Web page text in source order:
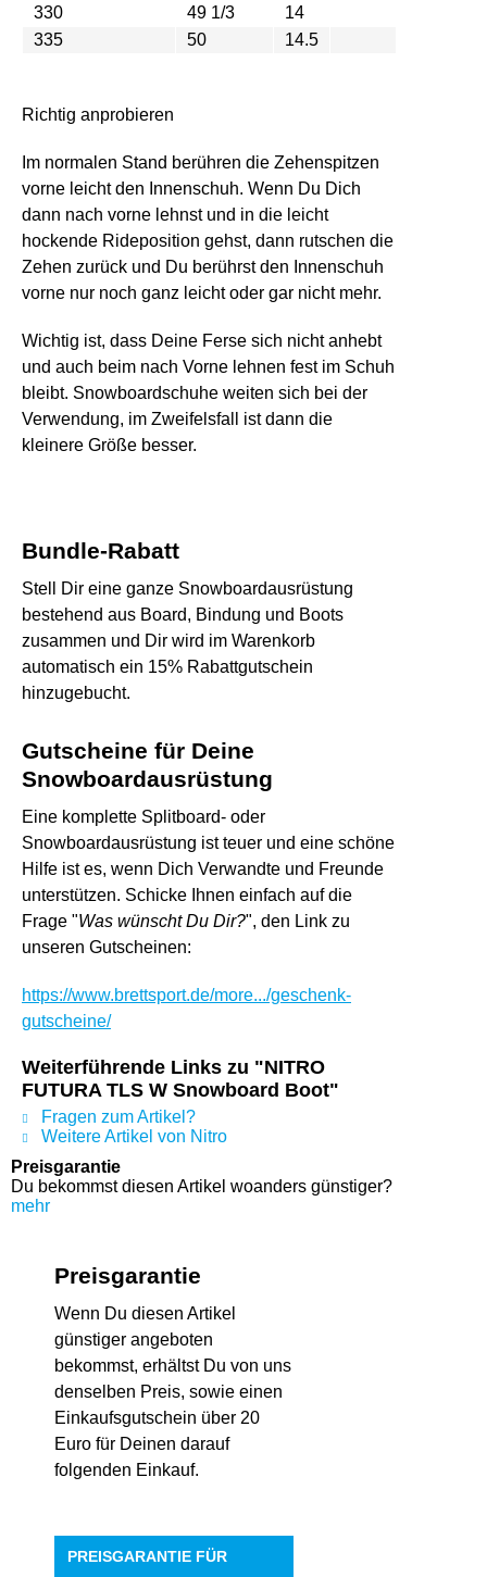
330 49 1/3 14
335
50 14.5
Richtig anprobieren
Im normalen Stand berühren die Zehenspitzen
vorne leicht den Innenschuh. Wenn Du Dich
dann nach vorne lehnst und in die leicht
hockende Rideposition gehst, dann rutschen die
Zehen zurück und Du berührst den Innenschuh
vorne nur noch ganz leicht oder gar nicht mehr.
Wichtig ist, dass Deine Ferse sich nicht anhebt
und auch beim nach Vorne lehnen fest im Schuh
bleibt. Snowboardschuhe weiten sich bei der
Verwendung, im Zweifelsfall ist dann die
kleinere Größe besser.
Bundle-Rabatt
Stell Dir eine ganze Snowboardausrüstung
bestehend aus Board, Bindung und Boots
zusammen und Dir wird im Warenkorb
automatisch ein 15% Rabattgutschein
hinzugebucht.
Gutscheine für Deine
Snowboardausrüstung
Eine komplette Splitboard- oder
Snowboardausrüstung ist teuer und eine schöne
Hilfe ist es, wenn Dich Verwandte und Freunde
unterstützen. Schicke Ihnen einfach auf die
Frage "Was wünscht Du Dir?", den Link zu
unseren Gutscheinen:
https://www.brettsport.de/more.../geschenk-
gutscheine/
Weiterführende Links zu "NITRO
FUTURA TLS W Snowboard Boot"
Fragen zum Artikel?
Weitere Artikel von Nitro
Preisgarantie
Du bekommst diesen Artikel woanders günstiger?
mehr
Preisgarantie
Wenn Du diesen Artikel
günstiger angeboten
bekommst, erhältst Du von uns
denselben Preis, sowie einen
Einkaufsgutschein über 20
Euro für Deinen darauf
folgenden Einkauf.
PREISGARANTIE FÜR